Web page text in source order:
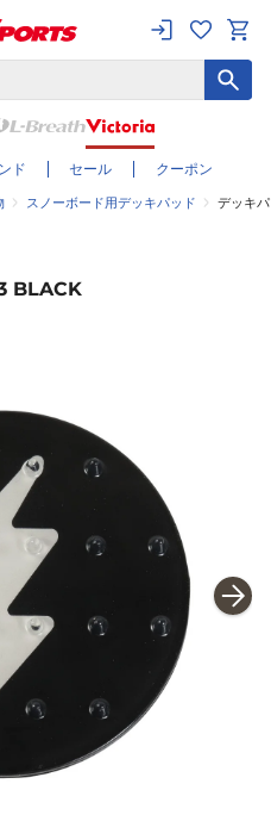
ド セール クーポン
スノーボード用デッキパッド デッキ
BLACK